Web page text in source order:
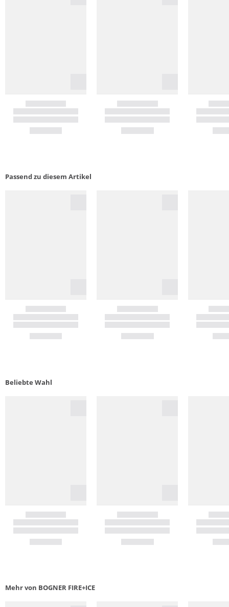
Passend zu diesem Artikel
Beliebte Wahl
Mehr von BOGNER FIRE+ICE